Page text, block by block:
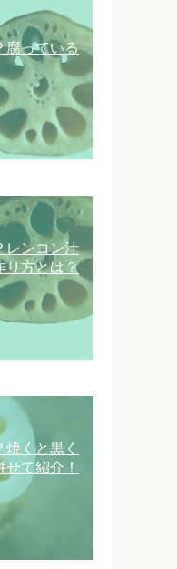
腐っている
レンコン汁
り方とは？
くと黒く
て紹介！